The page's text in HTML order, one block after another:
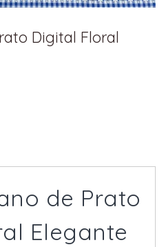
Digital Floral
de Prato
Elegante